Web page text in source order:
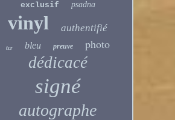
exclusif psadna
vinyl authentifié
tcr bleu preuve photo
dédicacé
signé
autographe